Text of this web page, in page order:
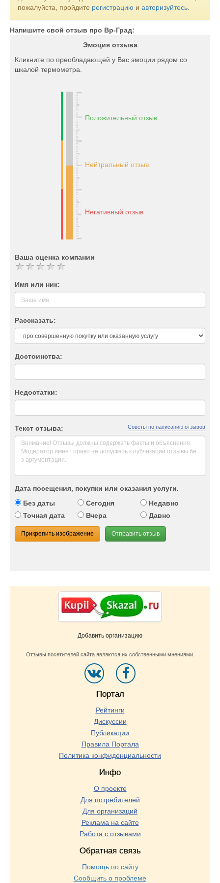
пожалуйста, пройдите регистрацию и авторизуйтесь
Напишите свой отзыв про Вр-Град:
Эмоция отзыва
Кликните по преобладающей у Вас эмоции рядом со
шкалой термометра.
Положительный отзыв
Нейтральный отзыв
Негативный отзыв
Ваша оценка компании
Имя или ник:
Рассказать:
Достоинства:
Недостатки:
Текст отзыва: Советы по написанию отзывов
Дата посещения, покупки или оказания услуги.
Без даты
Сегодня
Недавно
Точная дата
Вчера Давно
Прикрепить изображение Отправить отзыв
Добавить организацию
Отзывы посетителей сайта являются их собственными мнениями.
Портал
Рейтинги
Дискуссии
Публикации
Правила Портала
Политика конфиденциальности
Инфо
О проекте
Для потребителей
Для организаций
Реклама на сайте
Работа с отзывами
Обратная связь
Помощь по сайту
Сообщить о проблеме